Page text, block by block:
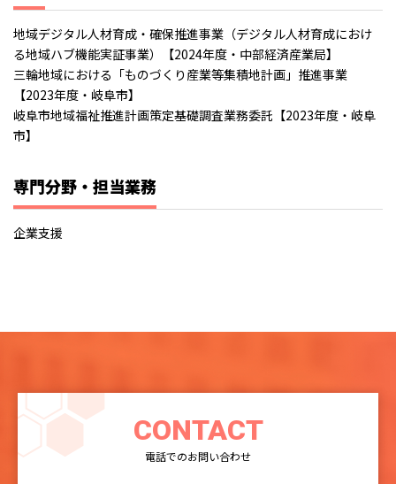
地域デジタル人材育成・確保推進事業（デジタル人材育成におけ
る地域ハブ機能実証事業）【2024年度・中部経済産業局】
三輪地域における「ものづくり産業等集積地計画」推進事業
【2023年度・岐阜市】
岐阜市地域福祉推進計画策定基礎調査業務委託【2023年度・岐阜
市】
専門分野・担当業務
企業支援
CONTACT
電話でのお問い合わせ